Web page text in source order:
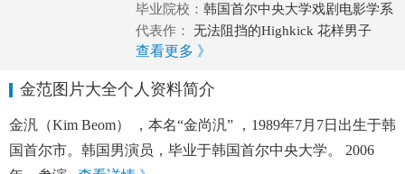
毕业院校： 韩国首尔中央大学戏剧电影学系
代表作：
无法阻挡的Highkick 花样男子
Dream 一天 那年冬天 风在吹
查看更多 》
金范图片大全个人资料简介
金汎（Kim Beom） ，本名“金尚汎” ，1989年7月7日出生于韩
国首尔市。韩国男演员，毕业于韩国首尔中央大学。 2006